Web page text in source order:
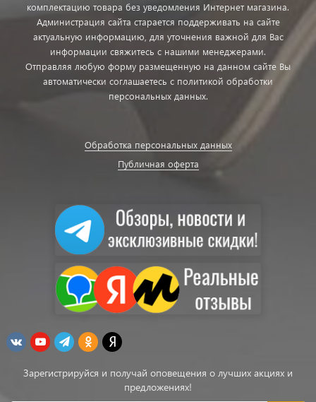
комплектацию товара без уведомления Интернет магазина.
Администрация сайта старается поддерживать на сайте
актуальную информацию, для уточнения важной для Вас
информации свяжитесь с нашими менеджерами.
Отправляя любую форму размещенную на данном сайте Вы
автоматически соглашаетесь с политикой обработки
персональных данных.
Обработка персональных данных
Публичная оферта
Зарегистрируйся и получай оповещения о лучших акциях и
предложениях!